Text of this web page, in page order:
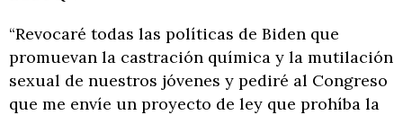
“Revocaré todas las políticas de Biden que
promuevan la castración química y la mutilación
sexual de nuestros jóvenes y pediré al Congreso
que me envíe un proyecto de ley que prohíba la